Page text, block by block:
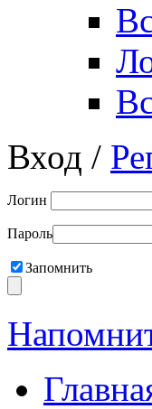
Вход /
Логин
Пароль
Запомнить